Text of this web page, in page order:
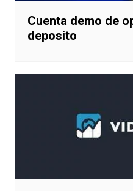
Cuenta demo de
deposito